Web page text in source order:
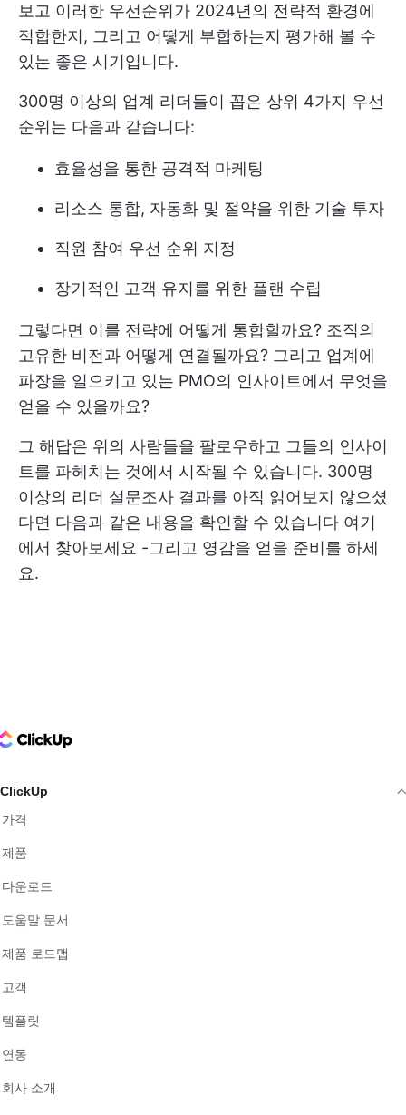
보고 이러한 우선순위가 2024년의 전략적 환경에
적합한지, 그리고 어떻게 부합하는지 평가해 볼 수
있는 좋은 시기입니다.
300명 이상의 업계 리더들이 꼽은 상위 4가지 우선
순위는 다음과 같습니다:
효율성을 통한 공격적 마케팅
리소스 통합, 자동화 및 절약을 위한 기술 투자
직원 참여 우선 순위 지정
장기적인 고객 유지를 위한 플랜 수립
그렇다면 이를 전략에 어떻게 통합할까요? 조직의
고유한 비전과 어떻게 연결될까요? 그리고 업계에
파장을 일으키고 있는 PMO의 인사이트에서 무엇을
얻을 수 있을까요?
그 해답은 위의 사람들을 팔로우하고 그들의 인사이
트를 파헤치는 것에서 시작될 수 있습니다. 300명
이상의 리더 설문조사 결과를 아직 읽어보지 않으셨
다면 다음과 같은 내용을 확인할 수 있습니다 여기
에서 찾아보세요 -그리고 영감을 얻을 준비를 하세
요.
Logo
ClickUp
가격
제품
다운로드
도움말 문서
제품 로드맵
고객
템플릿
연동
회사 소개